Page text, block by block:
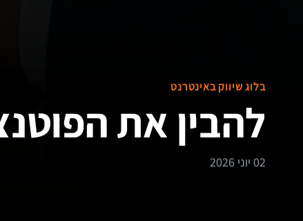
בלוג שיווק באינטרנט
להבין את
02 יוני 2026